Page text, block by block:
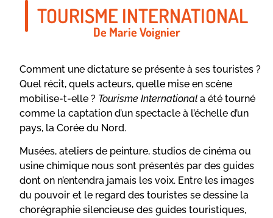
TOURISME INTERNATIONAL
De Marie Voignier
Comment une dictature se présente à ses touristes ?
Quel récit, quels acteurs, quelle mise en scène
mobilise-t-elle ? Tourisme International a été tourné
comme la captation d’un spectacle à l’échelle d’un
pays, la Corée du Nord.
Musées, ateliers de peinture, studios de cinéma ou
usine chimique nous sont présentés par des guides
dont on n’entendra jamais les voix. Entre les images
du pouvoir et le regard des touristes se dessine la
chorégraphie silencieuse des guides touristiques,